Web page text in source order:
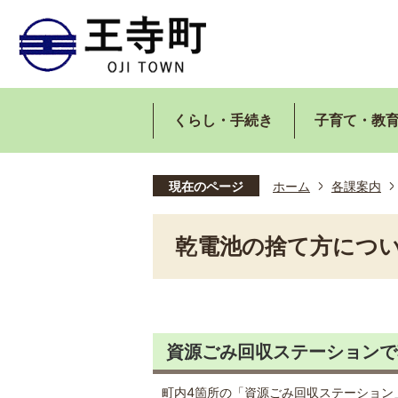
くらし・手続き 子育て・教
現在のページ ホーム 各課案内
乾電池の捨て方につ
資源ごみ回収ステーション
町内4箇所の「資源ごみ回収ステーショ